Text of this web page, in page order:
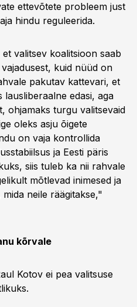
ettevõtete probleem just
hindu reguleerida.
valitsev koalitsioon saab
kuid nüüd on
pakutav kattevari, et
edasi, aga
ohjamaks turgu valitsevaid
oleks asju õigete
on vaja kontrollida
ja Eesti päris
siis tuleb ka nii rahvale
mõtlevad inimesed ja
neile räägitakse,"
kõrvale
Kotov ei pea valitsuse